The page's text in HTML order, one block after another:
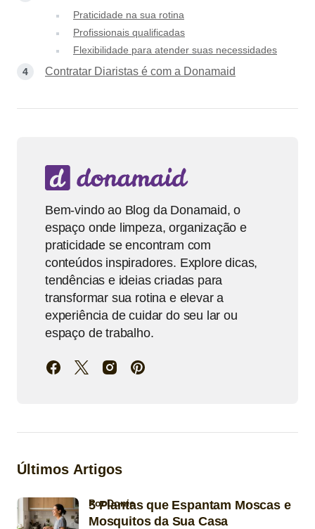
Praticidade na sua rotina
Profissionais qualificadas
Flexibilidade para atender suas necessidades
Contratar Diaristas é com a Donamaid
Bem-vindo ao Blog da Donamaid, o
espaço onde limpeza, organização e
praticidade se encontram com
conteúdos inspiradores. Explore dicas,
tendências e ideias criadas para
transformar sua rotina e elevar a
experiência de cuidar do seu lar ou
espaço de trabalho.
Últimos Artigos
5 Plantas que Espantam Moscas e
Mosquitos da Sua Casa
por Donie